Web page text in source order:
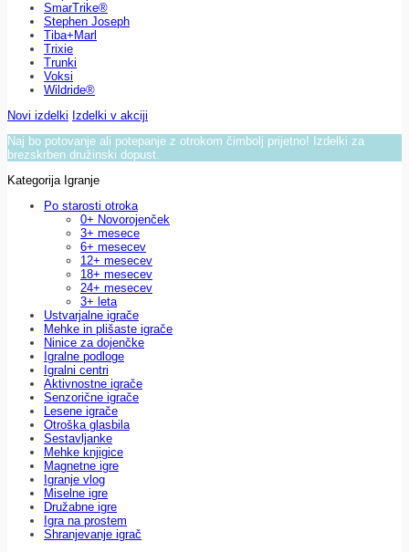
SmarTrike®
Stephen Joseph
Tiba+Marl
Trixie
Trunki
Voksi
Wildride®
Novi izdelki Izdelki v akciji
Naj bo potovanje ali potepanje z otrokom čimbolj prijetno! Izdelki za
brezskrben družinski dopust.
Kategorija Igranje
Po starosti otroka
0+ Novorojenček
3+ mesece
6+ mesecev
12+ mesecev
18+ mesecev
24+ mesecev
3+ leta
Ustvarjalne igrače
Mehke in plišaste igrače
Ninice za dojenčke
Igralne podloge
Igralni centri
Aktivnostne igrače
Senzorične igrače
Lesene igrače
Otroška glasbila
Sestavljanke
Mehke knjigice
Magnetne igre
Igranje vlog
Miselne igre
Družabne igre
Igra na prostem
Shranjevanje igrač